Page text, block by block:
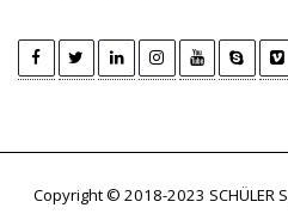
Copyright © 2018-2023 SCHÜLER